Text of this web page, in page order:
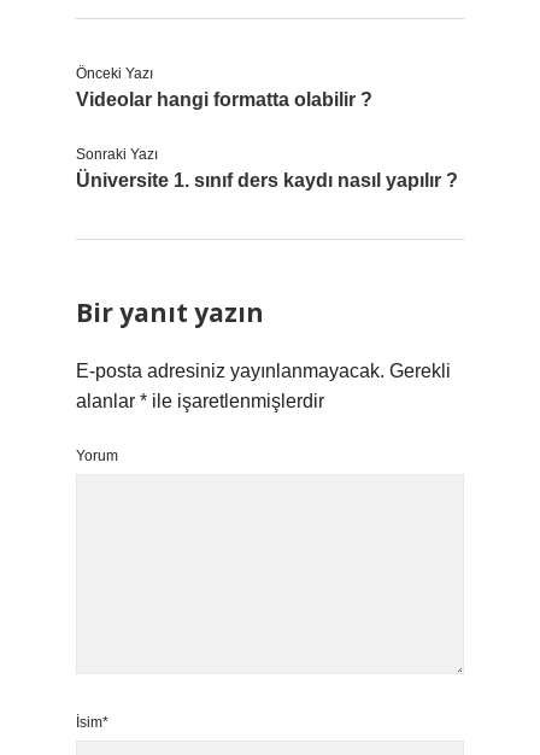
Önceki Yazı
Videolar hangi formatta olabilir ?
Sonraki Yazı
Üniversite 1. sınıf ders kaydı nasıl yapılır ?
Bir yanıt yazın
E-posta adresiniz yayınlanmayacak. Gerekli
alanlar * ile işaretlenmişlerdir
Yorum
İsim*